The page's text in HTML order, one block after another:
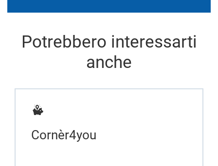
Potrebbero interessarti
anche
Cornèr4you